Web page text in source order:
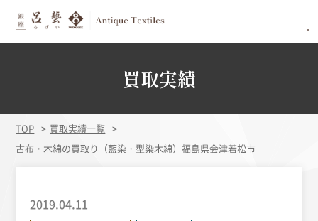
買取実績
TOP
買取実績一覧
古布・木綿の買取り（藍染・型染木綿）福島県会津若松市
2019.04.11